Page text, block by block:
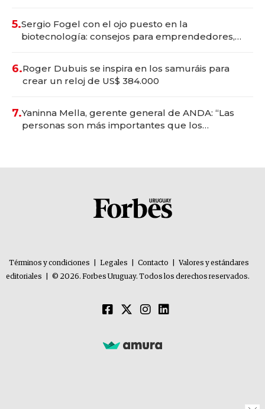
5.Sergio Fogel con el ojo puesto en la
biotecnología: consejos para emprendedores,
6.Roger Dubuis se inspira en los samuráis para
crear un reloj de US$ 384.000
7.Yaninna Mella, gerente general de ANDA: “Las
personas son más importantes que los
Términos y condiciones Legales Contacto
Valores y estándares
editoriales
© 2026. Forbes Uruguay. Todos los derechos reservados.